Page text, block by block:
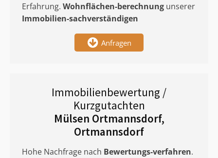
Erfahrung. Wohnflächen-berechnung unserer
Immobilien-sachverständigen
Anfragen
Immobilienbewertung /
Kurzgutachten
Mülsen Ortmannsdorf,
Ortmannsdorf
Hohe Nachfrage nach Bewertungs-verfahren.